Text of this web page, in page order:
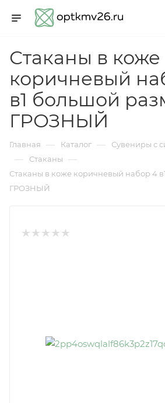
Стаканы в коже
коричневый
в1 большой
ГРОЗНЫЙ
Главная — Каталог — Сувениры с
— Стаканы —
Стаканы в коже коричневый набор 4
ГРОЗНЫЙ